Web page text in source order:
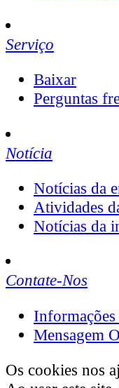
Serviço
Baixar
Perguntas
Notícia
Notícias da
Atividades
Notícias da
Contate-Nos
Informações
Mensagem
Os cookies nos